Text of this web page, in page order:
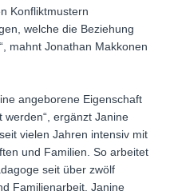
Konfliktmustern
welche die Beziehung
mahnt Jonathan Makkonen
angeborene Eigenschaft
ergänzt Janine
vielen Jahren intensiv mit
und Familien. So arbeitet
seit über zwölf
Familienarbeit. Janine